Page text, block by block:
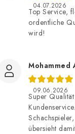
04.07.2026
Top Service,
ordentliche
wird!
Mohammed
09.06.2026
Super
übersieht